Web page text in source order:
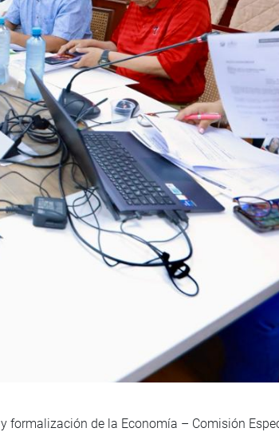
formalización de la Economía – Comisión